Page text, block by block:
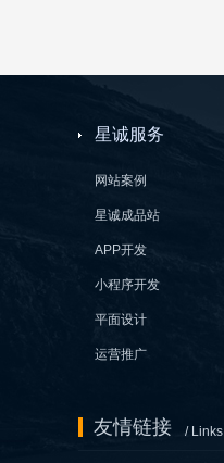
星诚服务
网站案例
星诚成品站
APP开发
小程序开发
平面设计
运营推广
友情链接 / Links